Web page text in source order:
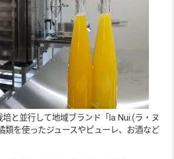
と並行して地域ブランド「la Nui.(ラ・ヌ
類を使ったジュースやピューレ、お酒など